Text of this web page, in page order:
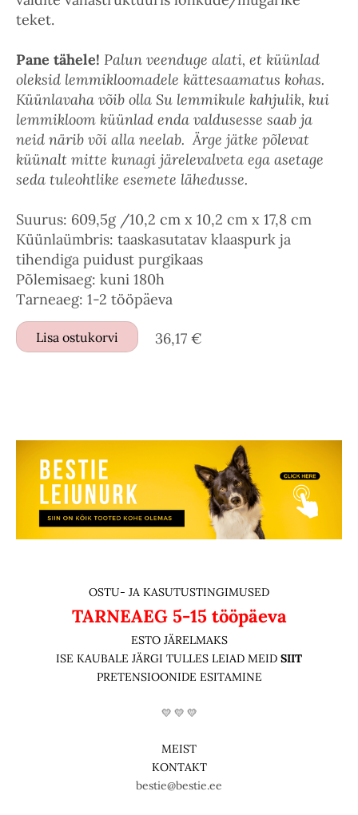
teket.
Pane tähele! Palun veenduge alati, et küünlad
oleksid lemmikloomadele kättesaamatus kohas.
Küünlavaha võib olla Su lemmikule kahjulik, kui
lemmikloom küünlad enda valdusesse saab ja
neid närib või alla neelab. Ärge jätke põlevat
küünalt mitte kunagi järelevalveta ega asetage
seda tuleohtlike esemete lähedusse.
Suurus: 609,5g /10,2 cm x 10,2 cm x 17,8 cm
Küünlaümbris: taaskasutatav klaaspurk ja
tihendiga puidust purgikaas
Põlemisaeg: kuni 180h
Tarneaeg: 1-2 tööpäeva
Lisa ostukorvi 36,17 €
OSTU- JA KASUTUSTINGIMUSED
TARNEAEG 5-15 tööpäeva
ESTO JÄRELMAKS
ISE KAUBALE JÄRGI TULLES LEIAD MEID SIIT
PRETENSIOONIDE ESITAMINE
💛 💛 💛
MEIST
KONTAKT
bestie@bestie.ee